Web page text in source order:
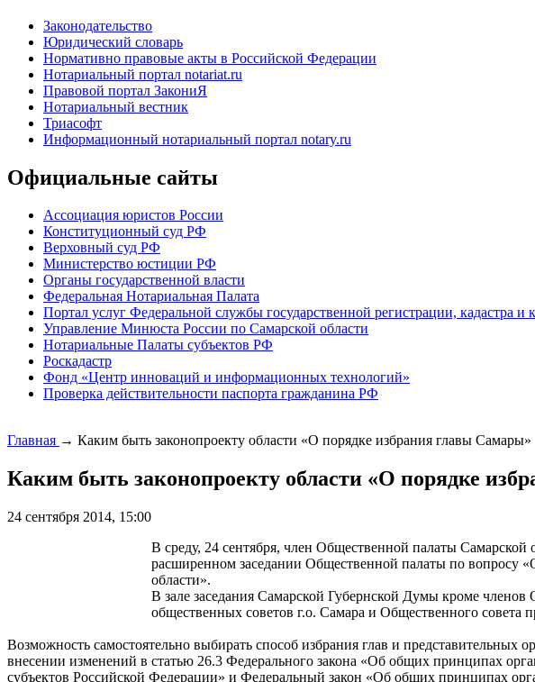
Законодательство
Юридический словарь
Нормативно правовые акты в Российской Федерации
Нотариальный портал notariat.ru
Правовой портал ЗакониЯ
Нотариальный вестник
Триасофт
Информационный нотариальный портал notary.ru
Официальные сайты
Ассоциация юристов России
Конституционный суд РФ
Верховный суд РФ
Министерство юстиции РФ
Органы государственной власти
Федеральная Нотариальная Палата
Портал услуг Федеральной службы государственной регистрации, кадастра и
Управление Минюста России по Самарской области
Нотариальные Палаты субъектов РФ
Роскадастр
Фонд «Центр инноваций и информационных технологий»
Проверка действительности паспорта гражданина РФ
Главная → Каким быть законопроекту области «О порядке избрания главы Самары»
Каким быть законопроекту области «О порядке
24 сентября 2014, 15:00
В среду, 24 сентября, член Общественной палаты
расширенном заседании Общественной палаты по вопросу
области».
В зале заседания Самарской Губернской Думы кроме
общественных советов г.о. Самара и Общественного совета
Возможность самостоятельно выбирать способ избрания глав и
внесении изменений в статью 26.3 Федерального закона «Об общих принципах
субъектов Российской Федерации» и Федеральный закон «Об общих принципах